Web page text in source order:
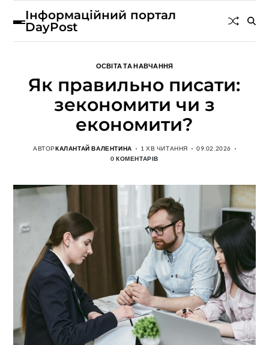
Інформаційний портал
DayPost
ОСВІТА ТА НАВЧАННЯ
Як правильно писати:
зекономити чи з
економити?
АВТОРКАЛАНТАЙ ВАЛЕНТИНА 1 ХВ ЧИТАННЯ
09.02.2026
0 КОМЕНТАРІВ